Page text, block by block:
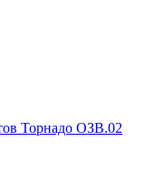
Торнадо ОЗВ.02